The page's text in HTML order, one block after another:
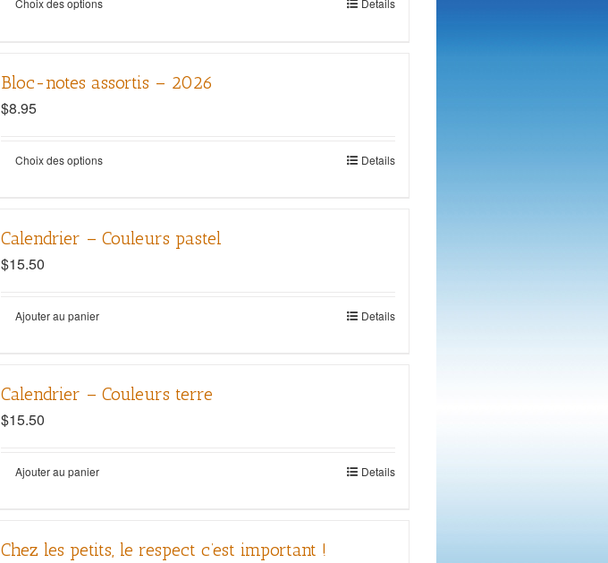
Choix des options Details
Bloc-notes assortis – 2026
$8.95
Choix des options Details
Calendrier – Couleurs pastel
$15.50
Ajouter au panier Details
Calendrier – Couleurs terre
$15.50
Ajouter au panier Details
Chez les petits, le respect c’est important !